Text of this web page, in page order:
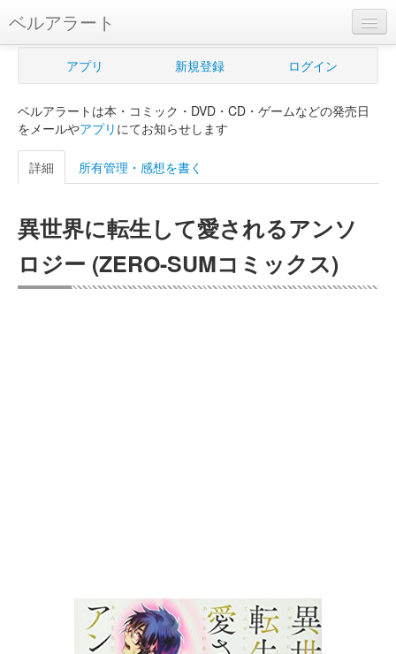
ベルアラート
ベルアラートとは
新規登録
ログイン
購入管理
Myシェルフ
アプリ 新規登録 ログイン
ベルアラートは本・コミック・DVD・CD・ゲームなどの発売日
をメールやアプリ にてお知らせします
詳細 所有管理・感想を書く
異世界に転生して愛されるアンソ
ロジー (ZERO-SUMコミックス)